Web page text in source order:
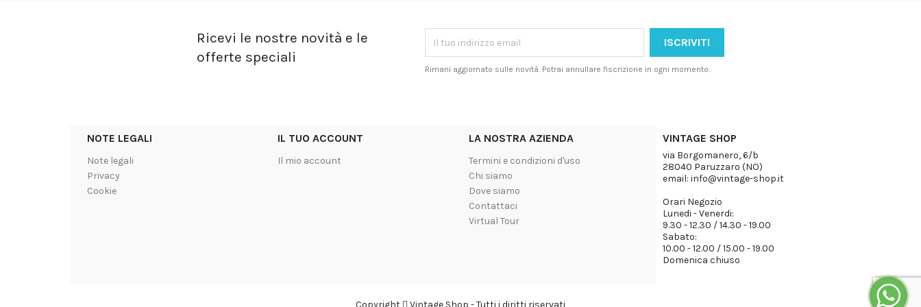
Ricevi le nostre novità e le
offerte speciali
Rimani aggiornato sulle novità. Potrai annullare l'iscrizione in ogni momento.
NOTE LEGALI
Note legali
Privacy
Cookie
IL TUO ACCOUNT
Il mio account
LA NOSTRA AZIENDA
Termini e condizioni d'uso
Chi siamo
Dove siamo
Contattaci
Virtual Tour
VINTAGE SHOP
via Borgomanero, 6/b
28040 Paruzzaro (NO)
email: info@vintage-shop.it
Orari Negozio
Lunedi - Venerdi:
9.30 - 12.30 / 14.30 - 19.00
Sabato:
10.00 - 12.00 / 15.00 - 19.00
Domenica chiuso